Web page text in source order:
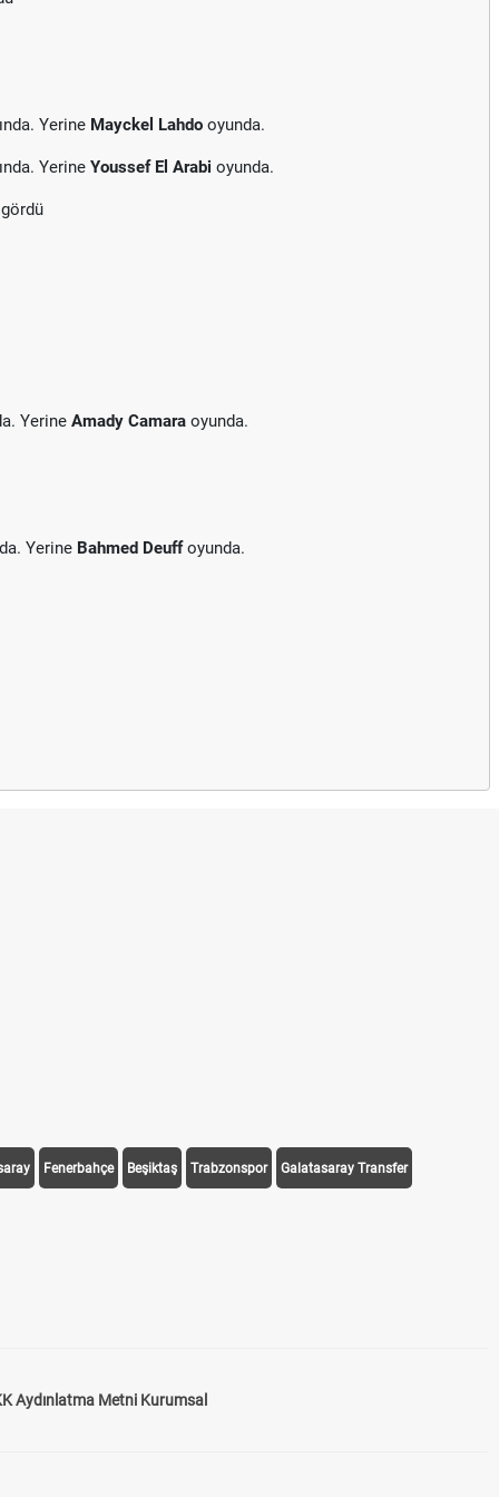
Yerine Mayckel Lahdo oyunda.
Yerine Youssef El Arabi oyunda.
Yerine Amady Camara oyunda.
Yerine Bahmed Deuffoyunda.
Fenerbahçe Beşiktaş Trabzonspor Galatasaray Transfer
Aydınlatma Metni Kurumsal